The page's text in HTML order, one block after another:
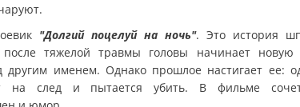
"Долгий поцелуй на ночь". Это история
после тяжелой травмы головы начинает новую
другим именем. Однако прошлое настигает ее:
на след и пытается убить. В фильме